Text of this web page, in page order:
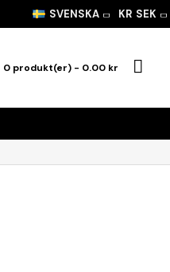
SVENSKA KR SEK
0 produkt(er) - 0.00 kr